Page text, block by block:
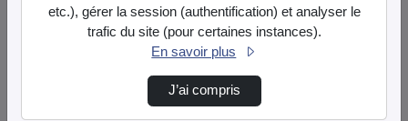
Normandie -
Collège Nicolas-Jacques Conté -
https://conte-sees.college.ac-normandie.fr/
etc.), gérer la session (authentification) et analyser le
trafic du site (pour certaines instances).
En savoir plus
J’ai compris